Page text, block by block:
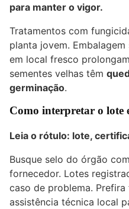
para manter o vigor.
Tratamentos com
planta jovem.
em local fresco
sementes velhas têm
germinação.
Como interpretar o lote
Leia o rótulo: lote,
Busque selo do órgão
fornecedor. Lotes
caso de problema.
assistência técnica local